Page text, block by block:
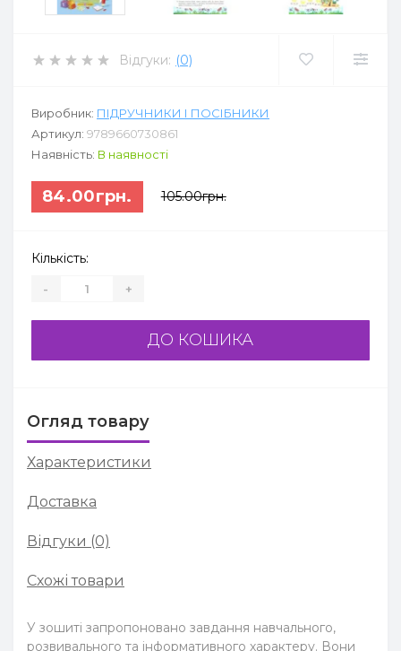
Відгуки: (0)
Виробник: ПІДРУЧНИКИ І ПОСІБНИКИ
Артикул: 9789660730861
Наявність: В наявності
84.00грн. 105.00грн.
Кількість:
- +
ДО КОШИКА
Огляд товару
Характеристики
Доставка
Відгуки (0)
Схожі товари
У зошиті запропоновано завдання навчального,
розвивального та інформативного характеру. Вони